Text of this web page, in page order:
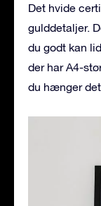
Det hvide
gulddetaljer.
du godt kan
der har A4-
du hænger